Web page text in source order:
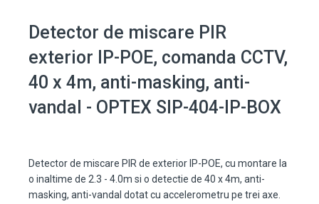
Detector de miscare PIR
exterior IP-POE, comanda CCTV,
40 x 4m, anti-masking, anti-
vandal - OPTEX SIP-404-IP-BOX
Detector de miscare PIR de exterior IP-POE, cu montare la
o inaltime de 2.3 - 4.0m si o detectie de 40 x 4m, anti-
masking, anti-vandal dotat cu accelerometru pe trei axe.